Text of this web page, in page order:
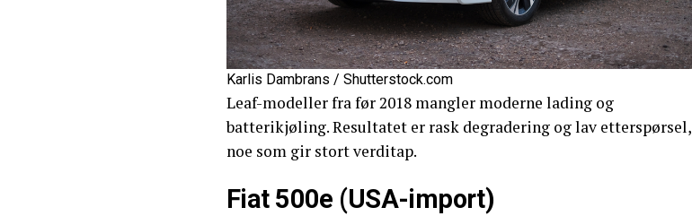
Karlis Dambrans / Shutterstock.com
Leaf-modeller fra før 2018 mangler moderne lading og
batterikjøling. Resultatet er rask degradering og lav etterspørsel,
noe som gir stort verditap.
Fiat 500e (USA-import)